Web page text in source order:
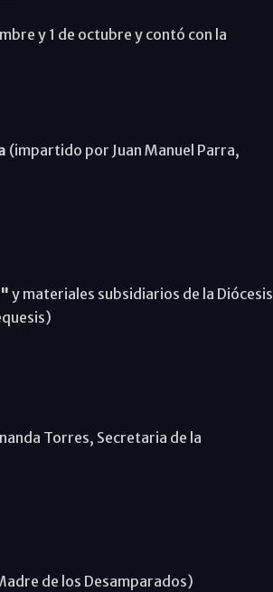
y 1 de octubre y contó con la
(impartido por Juan Manuel Parra,
y materiales subsidiarios de la Diócesis
Torres, Secretaria de la
de los Desamparados)